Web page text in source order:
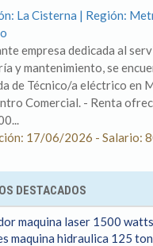
La Cisterna | Región:
empresa dedicada al
y mantenimiento, se
de Técnico/a eléctrico en
Comercial. - Renta
17/06/2026 - Salario:
DESTACADOS
maquina laser 1500
maquina hidraulica 125